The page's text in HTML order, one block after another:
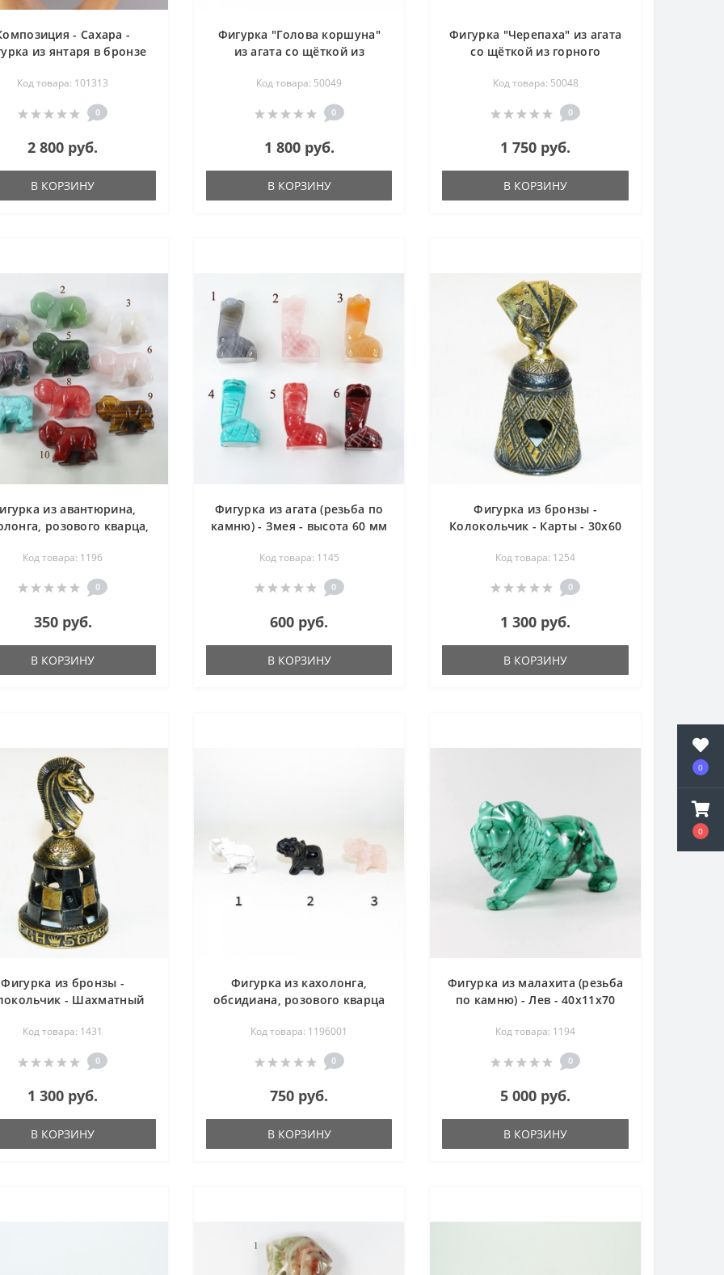
0
0
- Сахара -
из янтаря в бронзе
80х105 мм
Код товара: 101313
0
2 800 руб.
В КОРЗИНУ
Фигурка "Голова коршуна"
из агата со щёткой из
Код товара: 50049
0
1 800 руб.
В КОРЗИНУ
Фигурка "Черепаха" из агата
со щёткой из горного
Код товара: 50048
0
1 750 руб.
В КОРЗИНУ
из авантюрина,
розового кварца,
- 20х50х30 мм
Код товара: 1196
0
350 руб.
В КОРЗИНУ
Фигурка из агата (резьба по
камню) - Змея - высота 60 мм
Код товара: 1145
0
600 руб.
В КОРЗИНУ
Фигурка из бронзы -
Колокольчик - Карты - 30х60
Код товара: 1254
0
1 300 руб.
В КОРЗИНУ
Фигурка из бронзы -
- Шахматный
Код товара: 1431
0
1 300 руб.
В КОРЗИНУ
Фигурка из кахолонга,
обсидиана, розового кварца
30х40 мм
Код товара: 1196001
0
750 руб.
В КОРЗИНУ
Фигурка из малахита (резьба
по камню) - Лев - 40х11х70
Код товара: 1194
0
5 000 руб.
В КОРЗИНУ